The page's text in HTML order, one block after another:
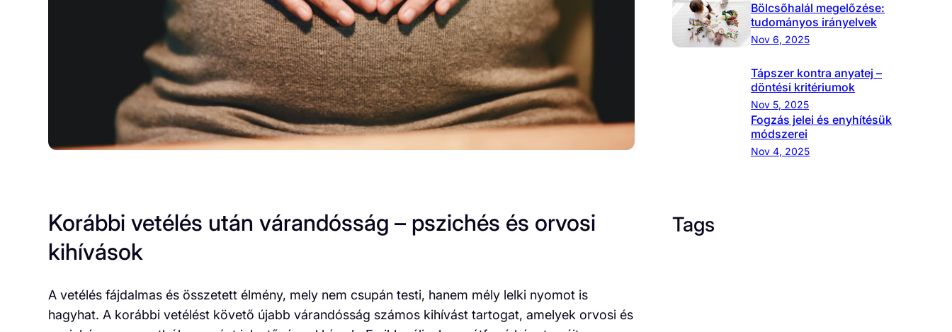
Korábbi vetélés után várandósság – pszichés és orvosi
kihívások
A vetélés fájdalmas és összetett élmény, mely nem csupán testi, hanem mély lelki nyomot is
hagyhat. A korábbi vetélést követő újabb várandósság számos kihívást tartogat, amelyek orvosi és
Bölcsőhalál megelőzése:
tudományos irányelvek
Nov 6, 2025
Tápszer kontra anyatej –
döntési kritériumok
Nov 5, 2025
Fogzás jelei és enyhítésük
módszerei
Nov 4, 2025
Tags